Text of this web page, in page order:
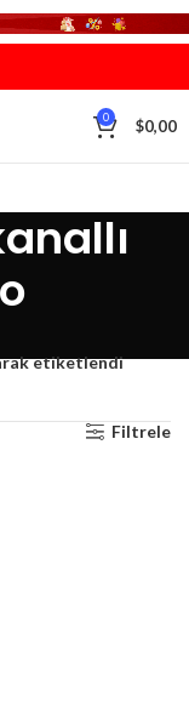
0 $0,00
etiketlendi
Filtrele